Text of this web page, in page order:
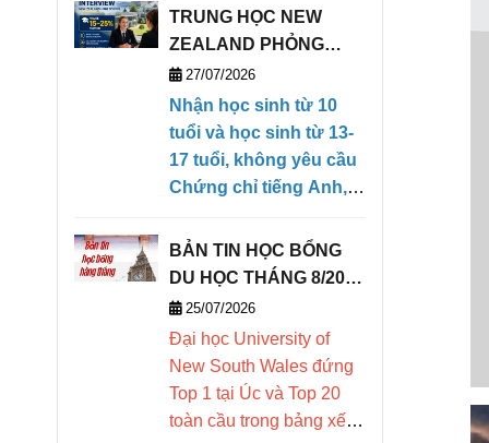
lựa chọn. Bài
viết tổng hợp
học phí, học
bổng, chương
trình học, ký túc
vào, điểm nổi bật
và cơ hội vào
các trường đại
học danh tiếng
trên thế giới.
TRUNG HỌC NEW
ZEALAND PHỎNG
VẤN HỌC BỔNG TRỰC
TIẾP KỲ THÁNG 1/2027
(28/01/2027- 09/04/2027)
27/07/2026
Nhận học sinh từ 10
tuổi và học sinh từ 13-
17 tuổi, không yêu cầu
Chứng chỉ tiếng Anh,
căn bản để có thể theo
học chương trình
Tiếng Anh tăng cường
điểm trung bình môn
linh hoạt, chào đón học
sinh có thái độ học tập
nghiêm túc.
BẢN TIN HỌC BỔNG
DU HỌC THÁNG 8/2026
- DEOW VIETNAM
25/07/2026
Đại học University of
New South Wales đứng
Top 1 tại Úc và Top 20
toàn cầu trong bảng xếp